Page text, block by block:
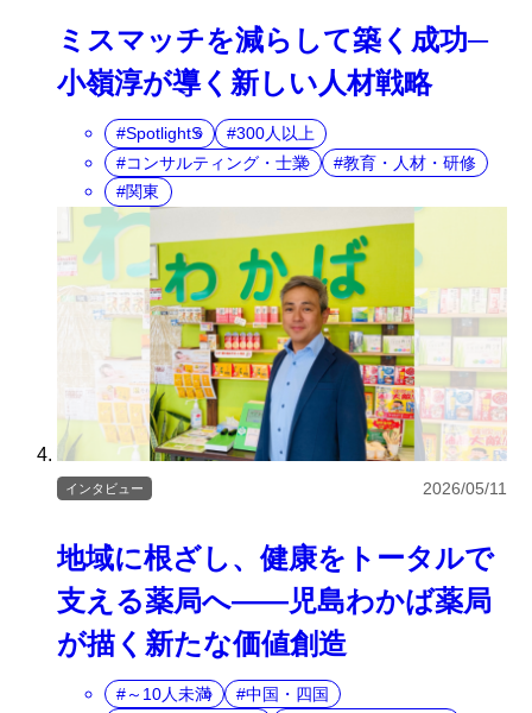
ミスマッチを減らして築く成功─
小嶺淳が導く新しい人材戦略
SpotlightS
300人以上
コンサルティング・士業
教育・人材・研修
関東
地域に根ざし、健康をトータルで
支える薬局へ――児島わかば薬局
が描く新たな価値創造
インタビュー 2026/05/11
～10人未満 中国・四国